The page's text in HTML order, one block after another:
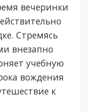
вечеринки
Стремясь
внезапно
учебную
вождения
к